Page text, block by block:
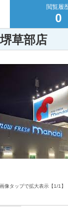
閲覧履
0
草部店
画像タップで拡大表示【1/1】